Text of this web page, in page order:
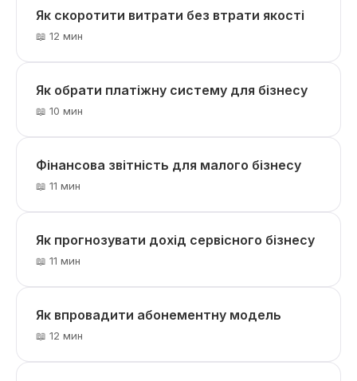
Як скоротити витрати без втрати якості
📖 12 мин
Як обрати платіжну систему для бізнесу
📖 10 мин
Фінансова звітність для малого бізнесу
📖 11 мин
Як прогнозувати дохід сервісного бізнесу
📖 11 мин
Як впровадити абонементну модель
📖 12 мин